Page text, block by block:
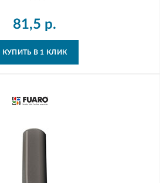
81,5 р.
КУПИТЬ В 1 КЛИК